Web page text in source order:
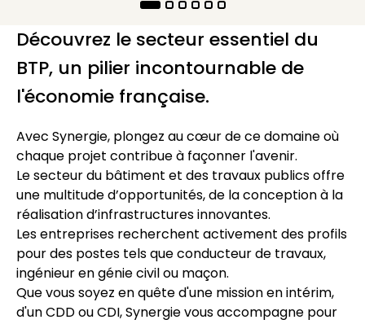
Découvrez le secteur essentiel du
BTP, un pilier incontournable de
l'économie française.
Avec Synergie, plongez au cœur de ce domaine où
chaque projet contribue à façonner l'avenir.
Le secteur du bâtiment et des travaux publics offre
une multitude d’opportunités, de la conception à la
réalisation d’infrastructures innovantes.
Les entreprises recherchent activement des profils
pour des postes tels que conducteur de travaux,
ingénieur en génie civil ou maçon.
Que vous soyez en quête d'une mission en intérim,
d'un CDD ou CDI, Synergie vous accompagne pour